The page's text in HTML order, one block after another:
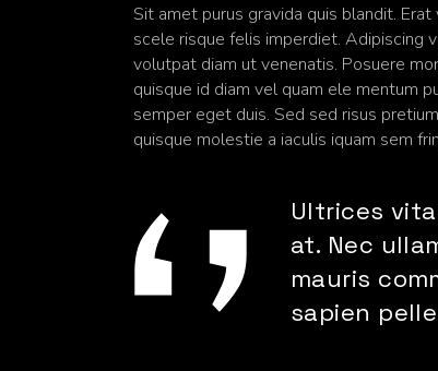
Sit amet purus gravida quis blandit.
scele risque felis imperdiet. Adipiscing
volutpat diam ut venenatis. Posuere
quisque id diam vel quam ele mentum
semper eget duis. Sed sed risus
quisque molestie a iaculis iquam sem
Ultrices
at. Nec
mauris
sapien